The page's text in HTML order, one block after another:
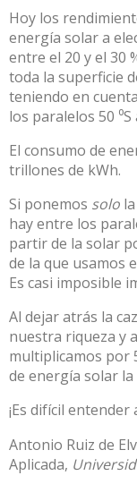
Hoy los
energía solar a
entre el 20 y el 30
toda la superficie
teniendo en
los paralelos 50
El consumo de
trillones de kWh.
Si ponemos solo
hay entre los
partir de la solar
de la que usamos
Es casi imposible
Al dejar atrás la
nuestra riqueza y
multiplicamos por
de energía solar
¡Es difícil
Antonio Ruiz de
Aplicada,